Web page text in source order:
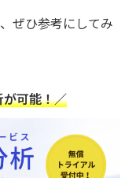
ぜひ参考にしてみ
が可能！／